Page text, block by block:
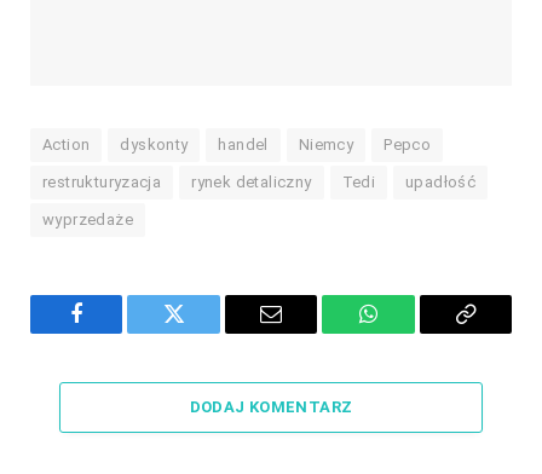
Action dyskonty handel Niemcy Pepco
restrukturyzacja rynek detaliczny Tedi upadłość
wyprzedaże
Facebook Twitter Email WhatsAppCopy
DODAJ KOMENTARZ